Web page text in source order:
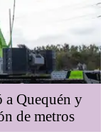
a Quequén y
de metros